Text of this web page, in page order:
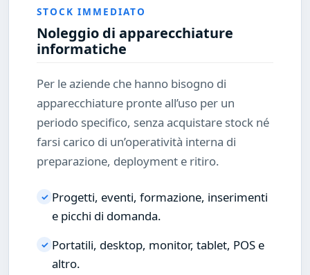
STOCK IMMEDIATO
Noleggio di apparecchiature
informatiche
Per le aziende che hanno bisogno di
apparecchiature pronte all’uso per un
periodo specifico, senza acquistare stock né
farsi carico di un’operatività interna di
preparazione, deployment e ritiro.
✓ Progetti, eventi, formazione, inserimenti
e picchi di domanda.
✓ Portatili, desktop, monitor, tablet, POS e
altro.